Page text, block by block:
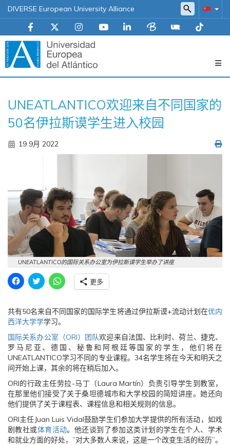
DIVERSE European University Alliance
principal
UNEATLANTICO欢迎来自不同国家的
50名伊拉斯谟学生进入校园
19 9月 2022
UNEATLANTICO的国际关系办公室为伊拉斯谟学生举办了讲座
点
击
F
a
c
e
b
o
o
k
（
在
新
窗
口
中
打
）
点
击
到
T
w
i
t
t
e
r
（
在
新
窗
口
中
打
开
点
击
到
W
t
s
A
p
p
（
在
新
窗
口
中
打
）
更多
共有50名来自不同国家的国际学生将通过伊拉斯谟+流动计划在优内
西洋大学学学习。
国际关系办公室（ORI）团队欢迎来自法国、比利时、荷兰、捷克、
罗马尼亚、德国、秘鲁和阿根廷等国家的学生，他们将在
UNEATLANTICO学习不同的专业课程。34名学生将在今天和明天之
间开始上课，其余的将在稍后加入。
ORI的行政主任劳拉-马丁（Laura Martín）负责引导学生到教室，
在那里他们接受了关于桑坦德城市和大学校园的简短讲座。她还向
他们提供了关于课程表、课程信息和相关规则的信息。
ORI主任Juan Luis Vidal鼓励学生们参加大学提供的所有活动，如戏
剧教社或体育活动。他还谈到了参加这类计划的学生在个人、学术
和就业方面的好处，”对大多数人来说，这是一个改变生活的经历”。